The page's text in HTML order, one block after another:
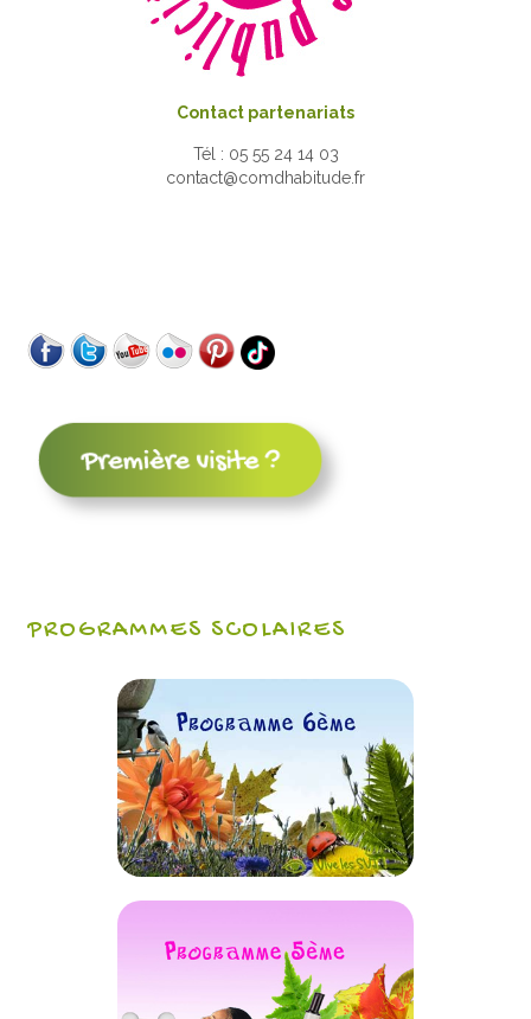
Contact partenariats
Tél : 05 55 24 14 03
contact@comdhabitude.fr
PROGRAMMES SCOLAIRES